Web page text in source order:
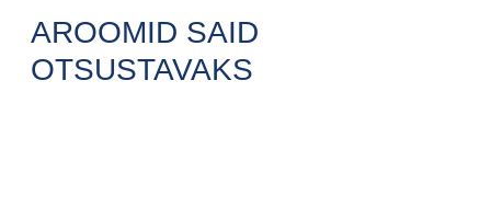
AROOMID SAID
OTSUSTAVAKS